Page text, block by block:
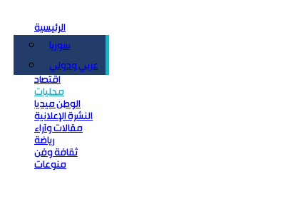
الرئيسية
سوريا
عربي ودولي
اقتصاد
محليات
الوطن ميديا
النشرة الإعلانية
مقالات وآراء
رياضة
ثقافة وفن
منوعات